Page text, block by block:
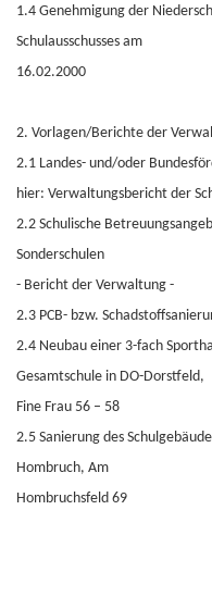
1.4 Genehmigung der
Schulausschusses am
16.02.2000
2. Vorlagen/Berichte der
2.1 Landes- und/oder
hier: Verwaltungsbericht der
2.2 Schulische
Sonderschulen
- Bericht der Verwaltung -
2.3 PCB- bzw.
2.4 Neubau einer 3-fach
Gesamtschule in DO-Dorstfeld,
Fine Frau 56 – 58
2.5 Sanierung des
Hombruch, Am
Hombruchsfeld 69